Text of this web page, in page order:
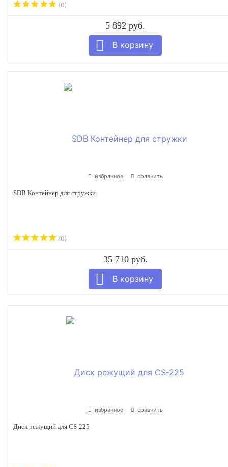
(0)
5 892 руб.
избранное сравнить
SDB Контейнер для стружки
(0)
35 710 руб.
избранное сравнить
Диск режущий для CS-225